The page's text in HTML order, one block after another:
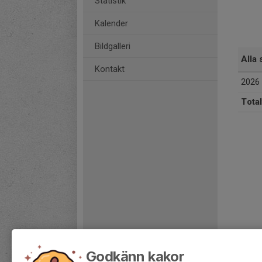
Kalender
Bildgalleri
Kontakt
Alla
2026
Godkänn kakor